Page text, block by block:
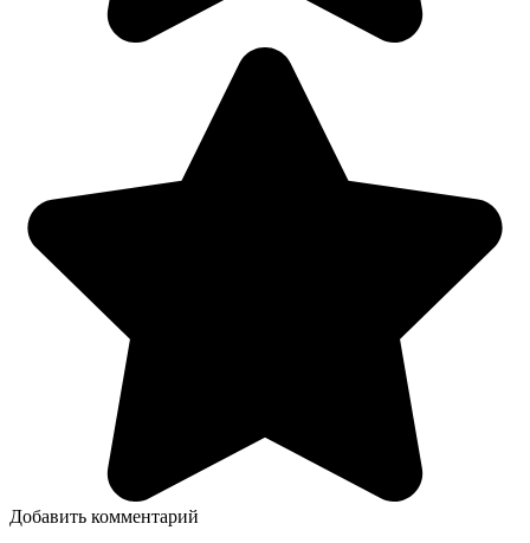
Добавить комментарий